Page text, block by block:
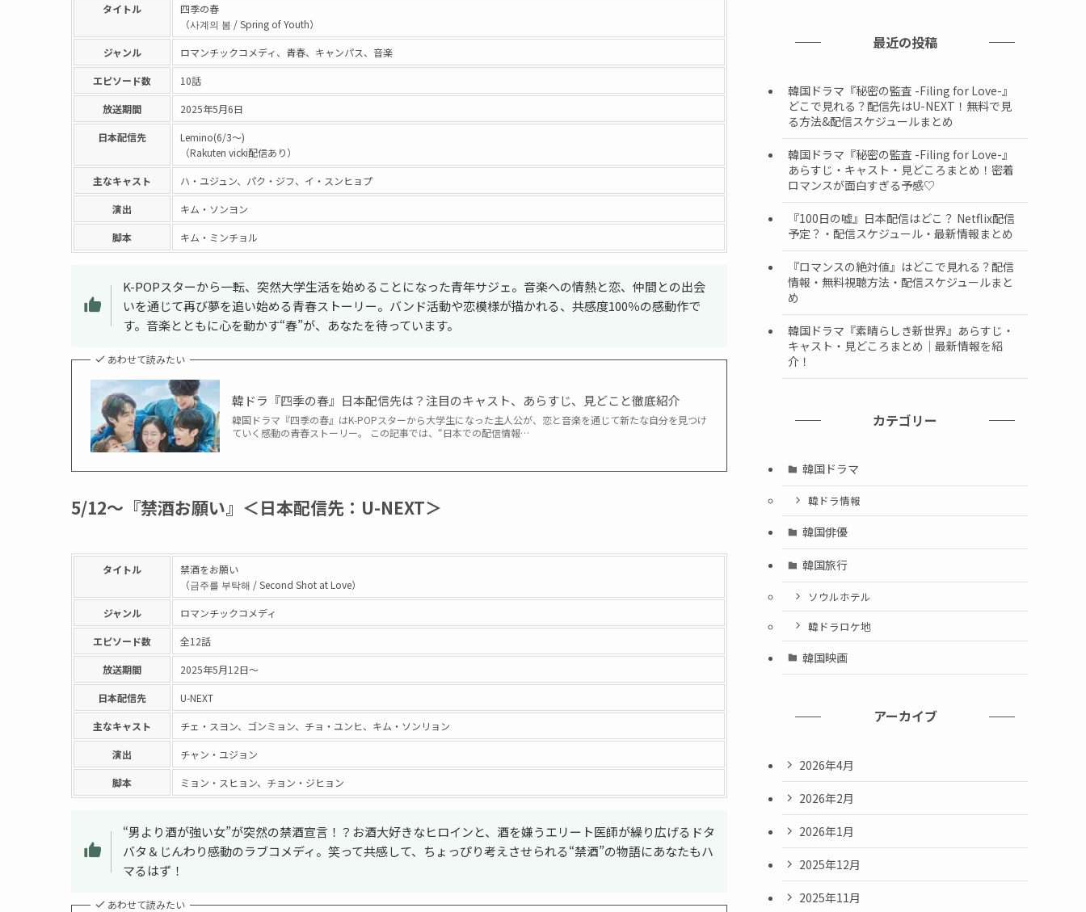
タイトル
四季の春
（사계의 봄 / Spring of Youth）
ジャンル ロマンチックコメディ、青春、キャンパス、音楽
エピソード数 10話
放送期間 2025年5月6日
日本配信先
Lemino(6/3〜)
（Rakuten vicki配信あり）
主なキャスト ハ・ユジュン、パク・ジフ、イ・スンヒョプ
演出 キム・ソンヨン
脚本 キム・ミンチョル
K-POPスターから一転、突然大学生活を始めることになった青年サジェ。音楽への情熱と恋、仲間との出会
いを通じて再び夢を追い始める青春ストーリー。バンド活動や恋模様が描かれる、共感度100％の感動作で
す。音楽とともに心を動かす“春”が、あなたを待っています。
あわせて読みたい
韓ドラ『四季の春』日本配信先は？注目のキャスト、あらすじ、見どこと徹底紹介
韓国ドラマ『四季の春』はK-POPスターから大学生になった主人公が、恋と音楽を通じて新たな自分を見つけ
ていく感動の青春ストーリー。 この記事では、“日本での配信情報…
5/12〜『禁酒お願い』＜日本配信先：U-NEXT＞
タイトル
禁酒をお願い
（금주를 부탁해 / Second Shot at Love）
ジャンル ロマンチックコメディ
エピソード数 全12話
放送期間 2025年5月12日〜
日本配信先 U-NEXT
主なキャスト チェ・スヨン、ゴンミョン、チョ・ユンヒ、キム・ソンリョン
演出 チャン・ユジョン
脚本 ミョン・スヒョン、チョン・ジヒョン
“男より酒が強い女”が突然の禁酒宣言！？お酒大好きなヒロインと、酒を嫌うエリート医師が繰り広げるドタ
バタ＆じんわり感動のラブコメディ。笑って共感して、ちょっぴり考えさせられる“禁酒”の物語にあなたもハ
マるはず！
あわせて読みたい
最近の投稿
韓国ドラマ『秘密の監査 -Filing for Love-』
どこで見れる？配信先はU-NEXT！無料で見
る方法&配信スケジュールまとめ
韓国ドラマ『秘密の監査 -Filing for Love-』
あらすじ・キャスト・見どころまとめ！密着
ロマンスが面白すぎる予感♡
『100日の嘘』日本配信はどこ？ Netflix配信
予定？・配信スケジュール・最新情報まとめ
『ロマンスの絶対値』はどこで見れる？配信
情報・無料視聴方法・配信スケジュールまと
め
韓国ドラマ『素晴らしき新世界』あらすじ・
キャスト・見どころまとめ｜最新情報を紹
介！
カテゴリー
韓国ドラマ
韓ドラ情報
韓国俳優
韓国旅行
ソウルホテル
韓ドラロケ地
韓国映画
アーカイブ
2026年4月
2026年2月
2026年1月
2025年12月
2025年11月